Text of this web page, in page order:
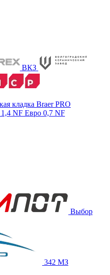
ВКЗ
кладка Braer PRO
NF Евро 0,7 NF
Выбор
342 МЗ